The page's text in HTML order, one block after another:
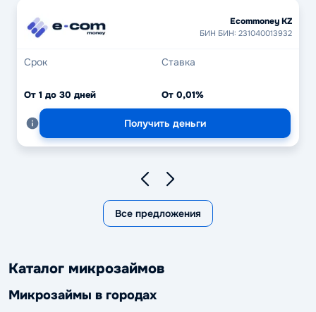
Ecommoney KZ
БИН БИН: 231040013932
Срок
От 1 до 30 дней
Ставка
От 0,01%
Получить деньги
Все предложения
Каталог микрозаймов
Микрозаймы в городах